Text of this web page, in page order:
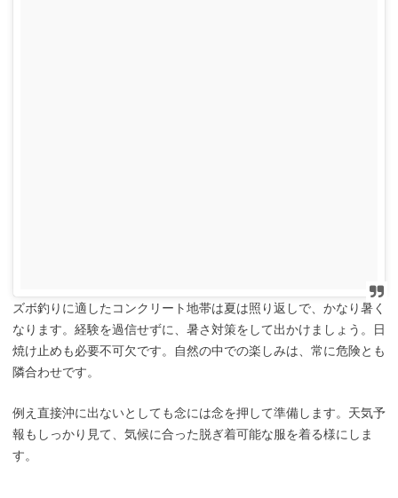
ズボ釣りに適したコンクリート地帯は夏は照り返しで、かなり暑く
なります。経験を過信せずに、暑さ対策をして出かけましょう。日
焼け止めも必要不可欠です。自然の中での楽しみは、常に危険とも
隣合わせです。
例え直接沖に出ないとしても念には念を押して準備します。天気予
報もしっかり見て、気候に合った脱ぎ着可能な服を着る様にしま
す。